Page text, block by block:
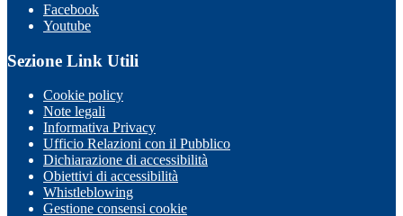
Facebook
Youtube
Sezione Link Utili
Cookie policy
Note legali
Informativa Privacy
Ufficio Relazioni con il Pubblico
Dichiarazione di accessibilità
Obiettivi di accessibilità
Whistleblowing
Gestione consensi cookie